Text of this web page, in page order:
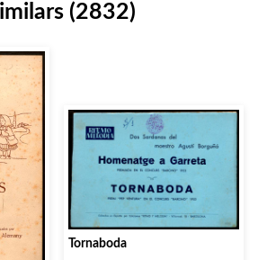
(2832)
Tornaboda